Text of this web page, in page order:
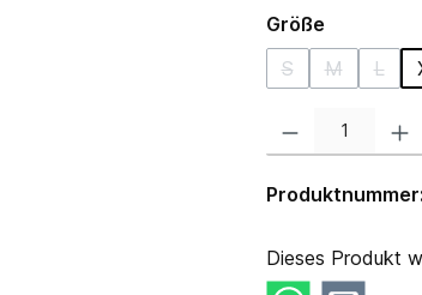
Größeauswählen
S
(Diese Option
M
(Diese
L
Produktnummer:
Dieses Produkt